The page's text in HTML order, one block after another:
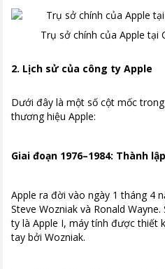
Trụ sở chính của Apple tại
2. Lịch sử của công ty Apple
Dưới đây là một số cột mốc
thương hiệu Apple:
Giai đoạn 1976–1984: Thành
Apple ra đời vào ngày 1 tháng 4
Steve Wozniak và Ronald
ty là Apple I, máy tính được thiết
tay bởi Wozniak.